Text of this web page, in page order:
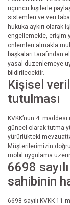
üçüncü kişilerle
sistemleri ve veri
hukuka aykırı
engellemekle, erişim
önlemleri almakla
başkaları tarafından
yasal düzenlemeye
bildirilecektir.
Kişisel
tutulması
KVKK’nun 4.
güncel olarak tutma
yürürlükteki
Müşterilerimizin
mobil uygulama
6698
sahibinin
6698 sayılı KVKK